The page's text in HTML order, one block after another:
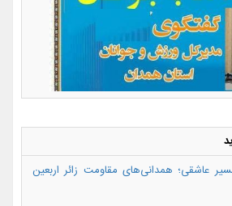
عاشقی؛ همدانی‌های مقاومت زائر اربعین